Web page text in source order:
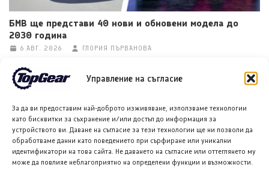
Управление на съгласие
За да ви предоставим най-доброто изживяване, използваме технологии
като бисквитки за съхранение и/или достъп до информация за
устройството ви. Даване на съгласие за тези технологии ще ни позволи да
обработваме данни като поведението при сърфиране или уникални
идентификатори на това сайта. Не даването на съгласие или оттеглянето му
може да повлияе неблагоприятно на определени функции и възможности.
БМВ ще представи 40 нови и обновени модела до
2030 година
6 АВГ. 2026 ГЛОРИЯ ПЪРВАНОВА